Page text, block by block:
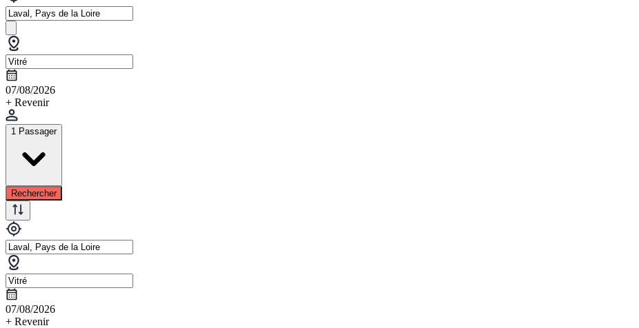
07/08/2026
+ Revenir
1 Passager
Rechercher
07/08/2026
+ Revenir